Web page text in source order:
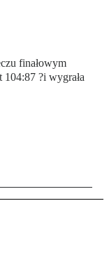
finałowym
104:87 ?i wygrała